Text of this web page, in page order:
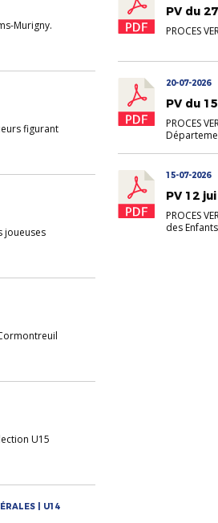
Murigny.
figurant
joueuses
U15
| U14
PV du
PROCES
20-07-2026
PV du
PROCES
15-07-2026
PV 12
PROCES
des Enfants